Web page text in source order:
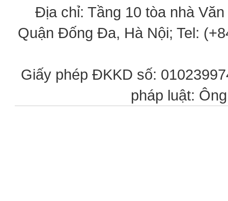
Địa chỉ: Tầng 10 tòa nhà
Quận Đống Đa, Hà Nội; Tel:
Giấy phép ĐKKD số:
pháp luật: